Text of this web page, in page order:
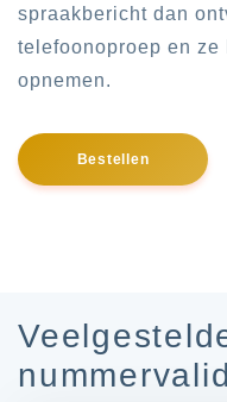
spraakbericht dan
telefoonoproep en ze
opnemen.
Bestellen